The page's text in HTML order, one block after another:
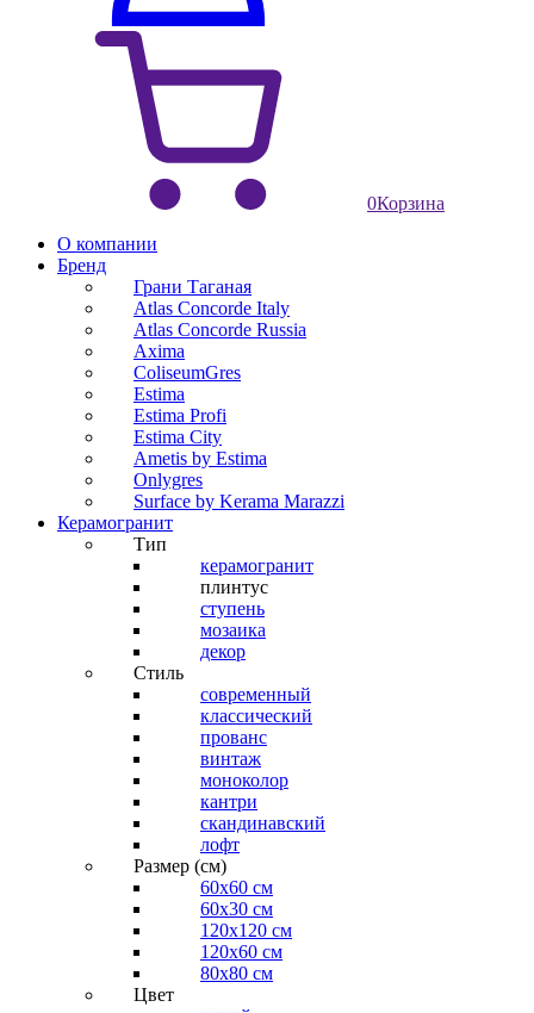
0Корзина
О компании
Бренд
Грани Таганая
Atlas Concorde Italy
Atlas Concorde Russia
Axima
ColiseumGres
Estima
Estima Profi
Estima City
Ametis by Estima
Onlygres
Surface by Kerama Marazzi
Керамогранит
Тип
керамогранит
плинтус
ступень
мозаика
декор
Стиль
современный
классический
прованс
винтаж
моноколор
кантри
скандинавский
лофт
Размер (см)
60х60 см
60x30 см
120x120 см
120x60 см
80x80 см
Цвет